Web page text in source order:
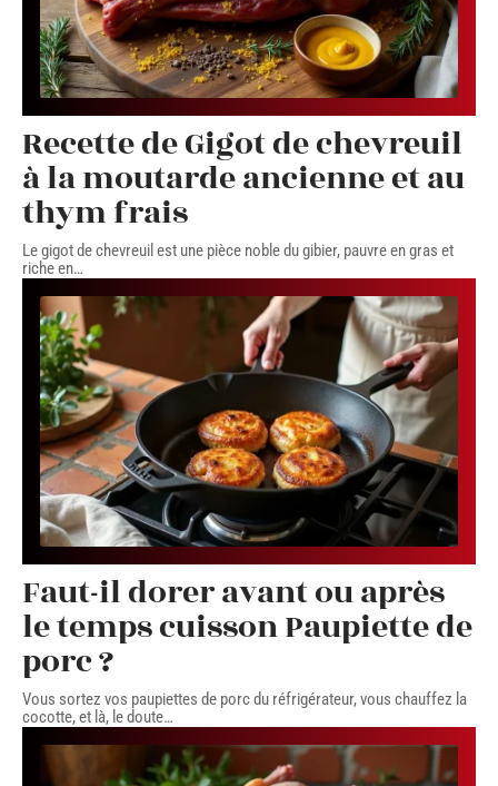
Recette de Gigot de chevreuil
à la moutarde ancienne et au
thym frais
Le gigot de chevreuil est une pièce noble du gibier, pauvre en gras et
riche en…
Faut-il dorer avant ou après
le temps cuisson Paupiette de
porc ?
Vous sortez vos paupiettes de porc du réfrigérateur, vous chauffez la
cocotte, et là, le doute…